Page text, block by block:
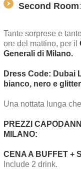
Second Room
Tante sorprese e
ore del mattino, per il
Generali di Milano.
Dress Code:
bianco, nero e
Una nottata lunga
PREZZI
MILANO:
CENA A BUFFET +
Include 2 drink.